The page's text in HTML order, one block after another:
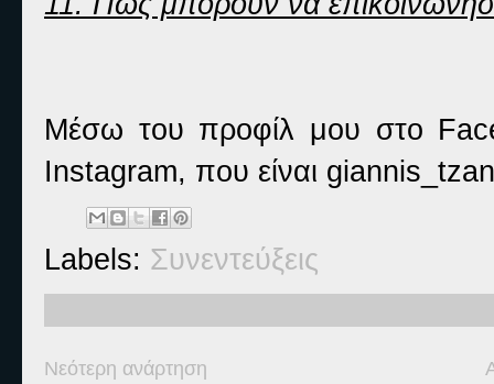
Μέσω του προφίλ μου στο
Instagram, που είναι
Labels: Συνεντεύξεις
Νεότερη ανάρτηση